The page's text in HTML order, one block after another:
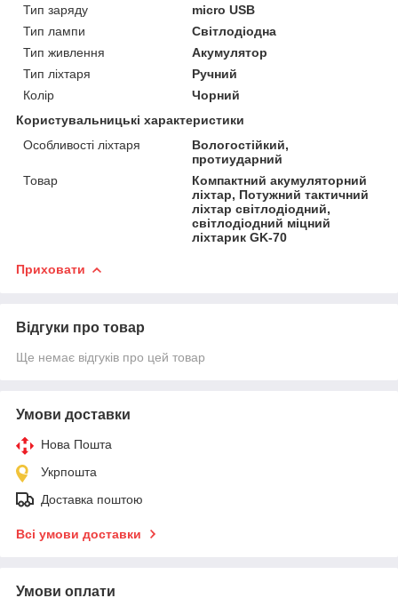
Тип заряду
micro USB
Тип лампи
Світлодіодна
Тип живлення
Акумулятор
Тип ліхтаря
Ручний
Колір
Чорний
Користувальницькі характеристики
Особливості ліхтаря
Вологостійкий,
протиударний
Товар
Компактний акумуляторний
ліхтар, Потужний тактичний
ліхтар світлодіодний,
світлодіодний міцний
ліхтарик GK-70
Приховати
Відгуки про товар
Ще немає відгуків про цей товар
Умови доставки
Нова Пошта
Укрпошта
Доставка поштою
Всі умови доставки
Умови оплати